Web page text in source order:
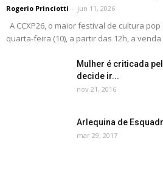
Rogerio Princiotti - jun 11, 2026
A CCXP26, o maior festival de cultura
quarta-feira (10), a partir das 12h, a
Mulher é criticada
decide ir...
nov 21, 2016
Arlequina de
mar 29, 2017